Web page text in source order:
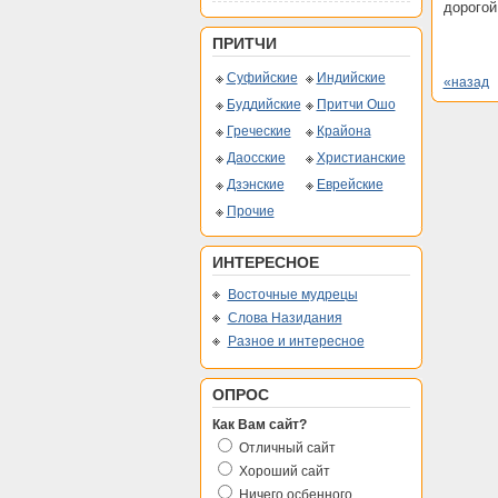
ПРИТЧИ
Суфийские
Индийские
Буддийские
Притчи Ошо
Греческие
Крайона
Даосские
Христианские
Дзэнские
Еврейские
Прочие
ИНТЕРЕСНОЕ
Восточные мудрецы
Слова Назидания
Разное и интересное
ОПРОС
Как Вам сайт?
Отличный сайт
Хороший сайт
Ничего осбенного
«назад